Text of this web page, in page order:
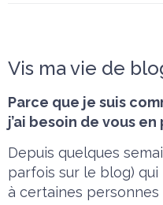
Vis ma vie de
Parce que je suis
j’ai besoin de vous
Depuis quelques
parfois sur le blog)
à certaines